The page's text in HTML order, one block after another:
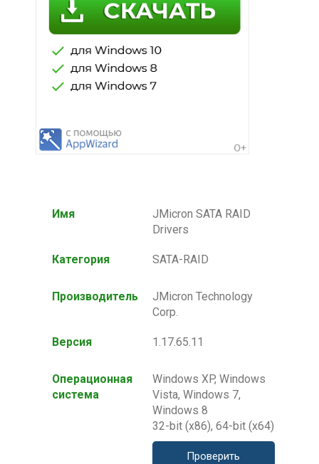
Имя
JMicron SATA RAID
Drivers
Категория SATA-RAID
Производитель
JMicron Technology
Corp.
Версия 1.17.65.11
Операционная
система
Windows XP, Windows
Vista, Windows 7,
Windows 8
32-bit (x86), 64-bit (x64)
Проверить